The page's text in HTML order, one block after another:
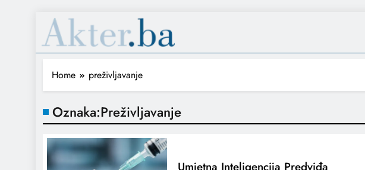
Home preživljavanje
Oznaka:Preživljavanje
Umjetna Inteligencija Predviđa